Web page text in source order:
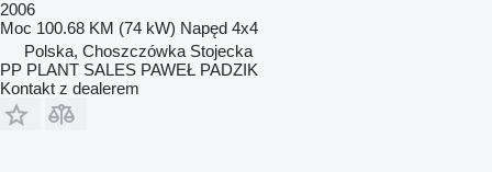
2006
Moc 100.68 KM (74 kW) Napęd 4x4
Polska, Choszczówka Stojecka
PP PLANT SALES PAWEŁ PADZIK
Kontakt z dealerem